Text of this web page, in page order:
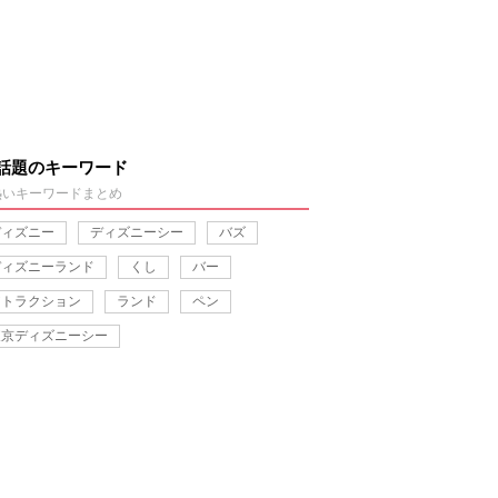
題のキーワード
キーワードまとめ
ズニー ディズニーシー バズ
ズニーランド くし バー
ラクション ランド ペン
ディズニーシー